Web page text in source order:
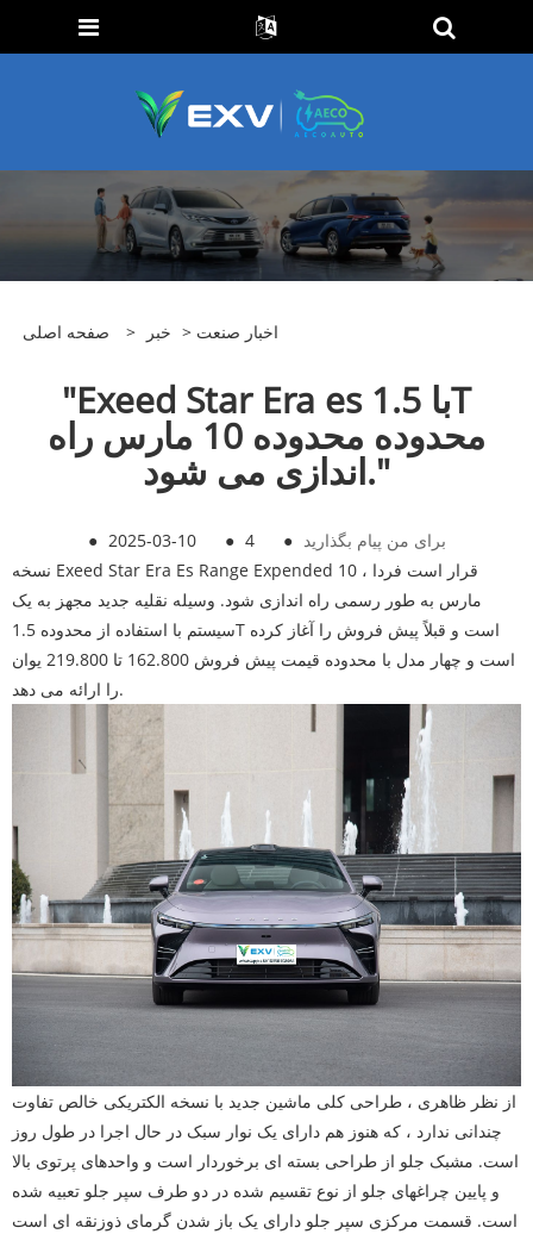
صفحه اصلی > خبر > اخبار صنعت
"Exeed Star Era es با 1.5T
محدوده محدوده 10 مارس راه
اندازی می شود."
● 2025-03-10 ● 4 ● برای من پیام بگذارید
نسخه Exeed Star Era Es Range Expended قرار است فردا ، 10
مارس به طور رسمی راه اندازی شود. وسیله نقلیه جدید مجهز به یک
سیستم با استفاده از محدوده 1.5T است و قبلاً پیش فروش را آغاز کرده
است و چهار مدل با محدوده قیمت پیش فروش 162.800 تا 219.800 یوان
را ارائه می دهد.
از نظر ظاهری ، طراحی کلی ماشین جدید با نسخه الکتریکی خالص تفاوت
چندانی ندارد ، که هنوز هم دارای یک نوار سبک در حال اجرا در طول روز
است. مشبک جلو از طراحی بسته ای برخوردار است و واحدهای پرتوی بالا
و پایین چراغهای جلو از نوع تقسیم شده در دو طرف سپر جلو تعبیه شده
است. قسمت مرکزی سپر جلو دارای یک باز شدن گرمای ذوزنقه ای است